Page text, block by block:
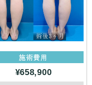
施術費用
¥658,900